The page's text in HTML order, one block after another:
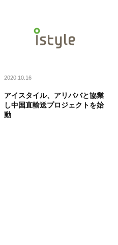
2020.10.16
アイスタイル、アリババと協業
し中国直輸送プロジェクトを始
動